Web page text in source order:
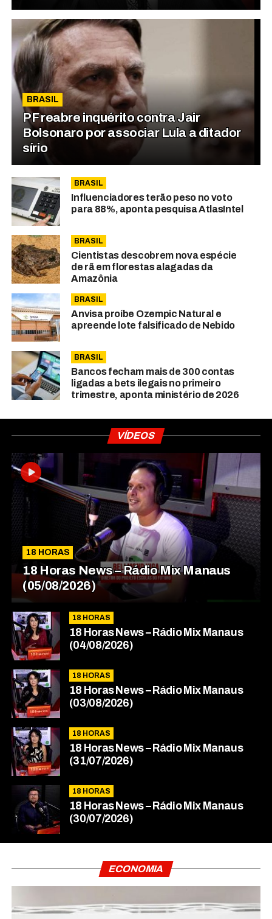
BRASIL
PF reabre inquérito contra Jair
Bolsonaro por associar Lula a ditador
sírio
BRASIL
Influenciadores terão peso no voto
para 88%, aponta pesquisa AtlasIntel
BRASIL
Cientistas descobrem nova espécie
de rã em florestas alagadas da
Amazônia
BRASIL
Anvisa proíbe Ozempic Natural e
apreende lote falsificado de Nebido
BRASIL
Bancos fecham mais de 300 contas
ligadas a bets ilegais no primeiro
trimestre, aponta ministério de 2026
VÍDEOS
18 HORAS
18 Horas News​​​​​​​​​​​​ – Rádio Mix Manaus
(05/08/2026)
18 HORAS
18 Horas News​​​​​​​​​​​​ – Rádio Mix Manaus
(04/08/2026)
18 HORAS
18 Horas News​​​​​​​​​​​​ – Rádio Mix Manaus
(03/08/2026)
18 HORAS
18 Horas News​​​​​​​​​​​​ – Rádio Mix Manaus
(31/07/2026)
18 HORAS
18 Horas News​​​​​​​​​​​​ – Rádio Mix Manaus
(30/07/2026)
ECONOMIA